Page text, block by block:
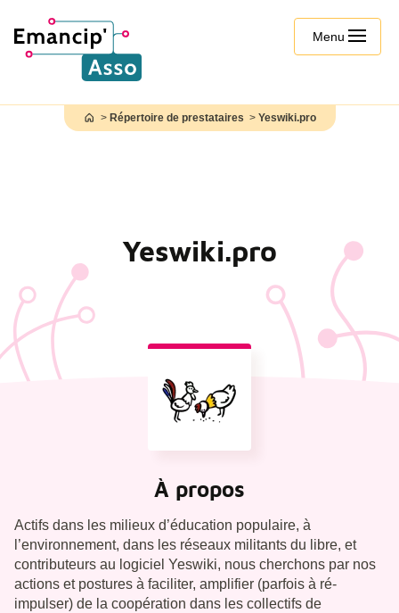
Menu
Répertoire de prestataires Yeswiki.pro
Yeswiki.pro
À propos
Actifs dans les milieux d’éducation populaire, à
l’environnement, dans les réseaux militants du libre, et
contributeurs au logiciel Yeswiki, nous cherchons par nos
actions et postures à faciliter, amplifier (parfois à ré-
impulser) de la coopération dans les collectifs de